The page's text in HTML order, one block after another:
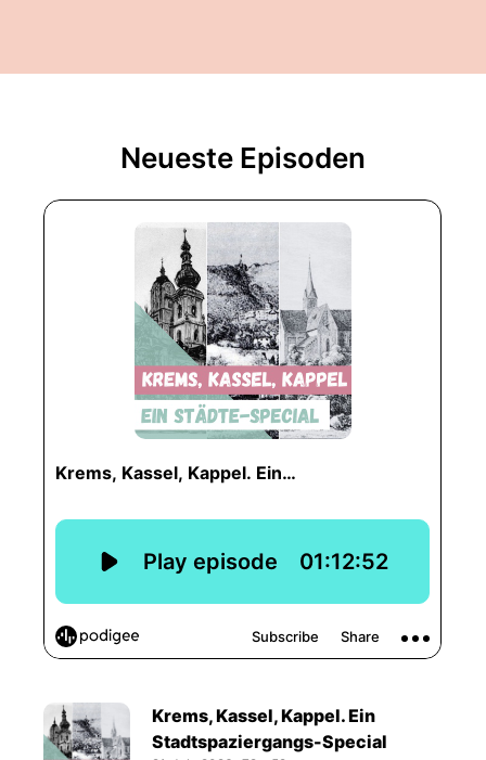
Neueste Episoden
Krems, Kassel, Kappel. Ein
Stadtspaziergangs-Special